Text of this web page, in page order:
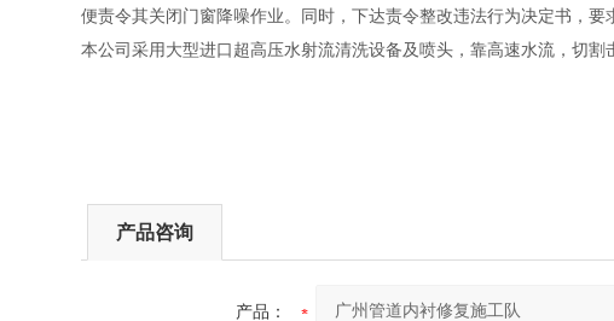
便责令其关闭门窗降噪作业。同时，下达责令整改违法行为决定书，
本公司采用大型进口超高压水射流清洗设备及喷头，靠高速水流，切
产品咨询
产品：